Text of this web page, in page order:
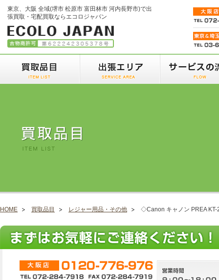
東京、大阪 全域(堺市 松原市 富田林市 河内長野市)で出
張買取・宅配買取ならエコロジャパン
HOME 買取品目 レジャー用品・その他 ◇Canon キャノン PREA KT-